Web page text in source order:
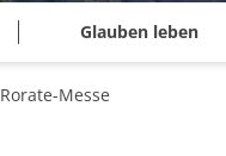
Glauben leben
Rorate-Messe